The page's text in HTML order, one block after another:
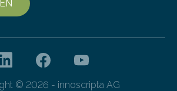
© 2026 - innoscripta AG